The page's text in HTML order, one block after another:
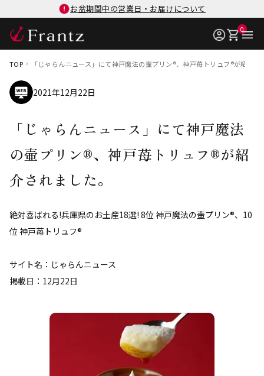
お盆期間中の営業日・お届けについて
0
TOP 「じゃらんニュース」にて神戸魔法の壷プリン®、神戸苺トリュフ®が紹介さ
2021年12月22日
「じゃらんニュース」にて神戸魔法
の壷プリン®、神戸苺トリュフ®が紹
介されました。
絶対喜ばれる!兵庫県のお土産18選! 8位 神戸魔法の壷プリン®、10
位 神戸苺トリュフ®
サイト名：じゃらんニュース
掲載日：12月22日